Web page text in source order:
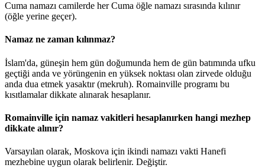
Cuma namazı camilerde her Cuma öğle namazı sırasında kılınır
(öğle yerine geçer).
Namaz ne zaman kılınmaz?
İslam'da, güneşin hem gün doğumunda hem de gün batımında ufku
geçtiği anda ve yörüngenin en yüksek noktası olan zirvede olduğu
anda dua etmek yasaktır (mekruh). Romainville programı bu
kısıtlamalar dikkate alınarak hesaplanır.
Romainville için namaz vakitleri hesaplanırken hangi mezhep
dikkate alınır?
Varsayılan olarak, Moskova için ikindi namazı vakti Hanefi
mezhebine uygun olarak belirlenir. Değiştir.